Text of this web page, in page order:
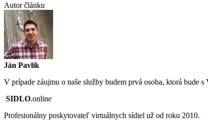
Autor článku
Ján Pavlík
V prípade záujmu o naše služby budem prvá osoba, ktorá bude
SIDLO.online
Profesionálny poskytovateľ virtuálnych sídiel už od roku 2010.